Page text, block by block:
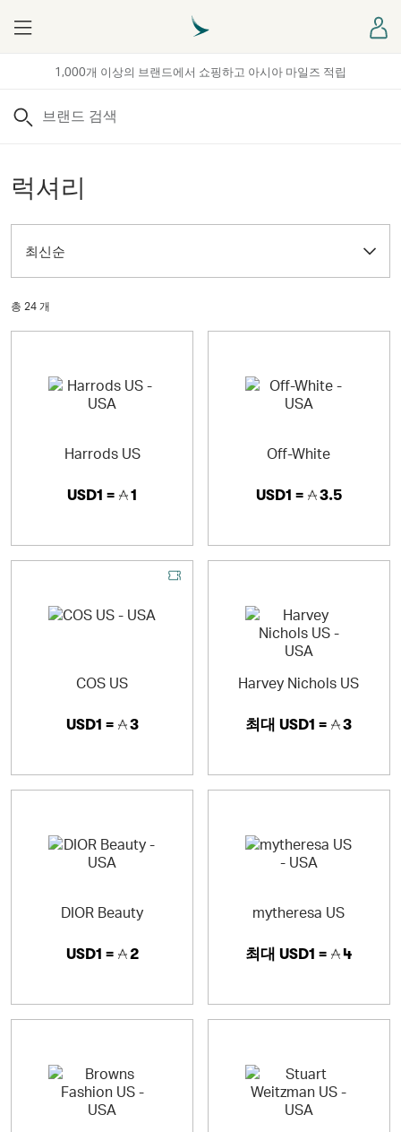
1,000개 이상의 브랜드에서 쇼핑하고 아시아 마일즈 적립
Menu
검색
럭셔리
최신순
총 24 개
Harrods US
USD1 = 1
Off-White
USD1 = 3.5
COS US
USD1 = 3
Harvey Nichols US
최대 USD1 = 3
DIOR Beauty
USD1 = 2
mytheresa US
최대 USD1 = 4